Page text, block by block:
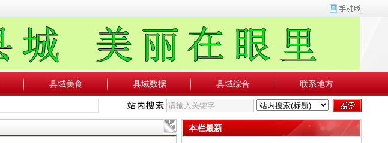
县域美食 县域数据 县域综合 联系地方
本栏最新